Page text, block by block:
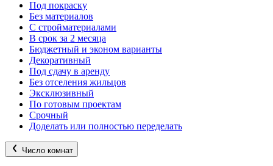
Под покраску
Без материалов
С стройматериалами
В срок за 2 месяца
Бюджетный и эконом варианты
Декоративный
Под сдачу в аренду
Без отселения жильцов
Эксклюзивный
По готовым проектам
Срочный
Доделать или полностью переделать
Число комнат